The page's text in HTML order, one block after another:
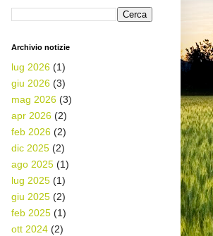
Archivio notizie
lug 2026 (1)
giu 2026 (3)
mag 2026 (3)
apr 2026 (2)
feb 2026 (2)
dic 2025 (2)
ago 2025 (1)
lug 2025 (1)
giu 2025 (2)
feb 2025 (1)
ott 2024 (2)